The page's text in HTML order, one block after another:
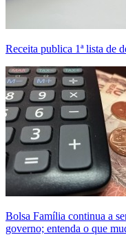
Receita publica 1ª lista de
Bolsa Família continua a
governo; entenda o que